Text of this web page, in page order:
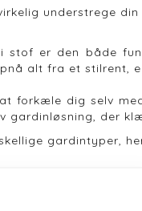
understrege
stof er den både
alt fra et stilrent,
forkæle dig selv
gardinløsning, der
gardintyper,